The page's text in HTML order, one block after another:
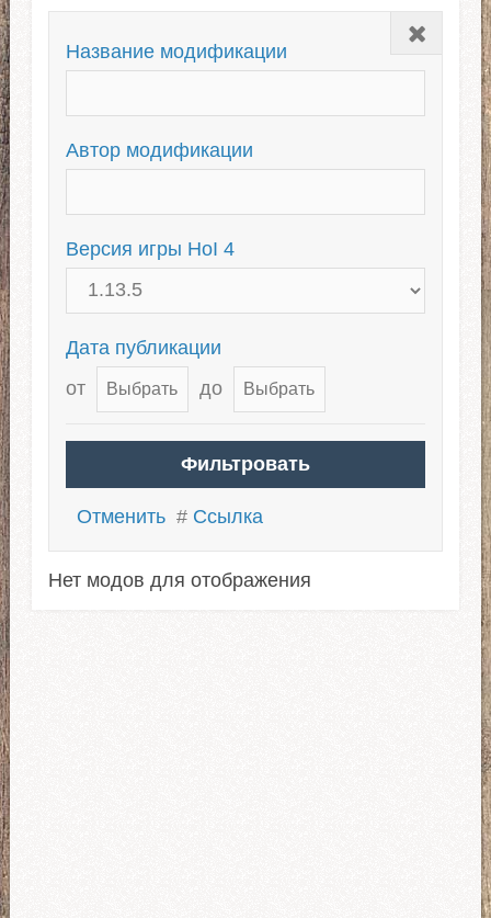
Закрыть
Название модификации
Автор модификации
Версия игры HoI 4
Дата публикации
от
до
Отменить # Ссылка
Нет модов для отображения